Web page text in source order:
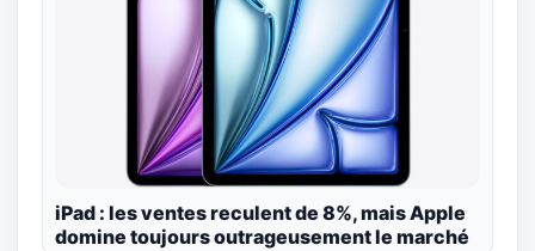
iPad : les ventes reculent de 8%, mais Apple
domine toujours outrageusement le marché